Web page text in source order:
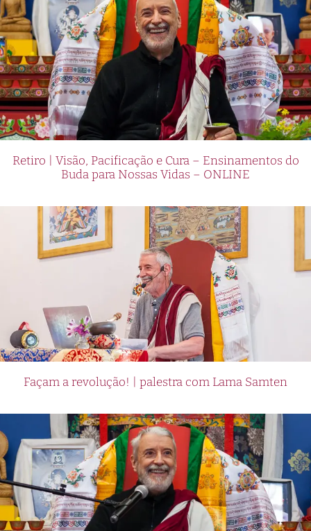
Retiro | Visão, Pacificação e Cura – Ensinamentos do
Buda para Nossas Vidas – ONLINE
Façam a revolução! | palestra com Lama Samten